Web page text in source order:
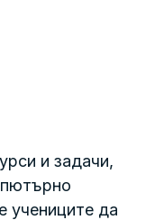
и задачи,
учениците да